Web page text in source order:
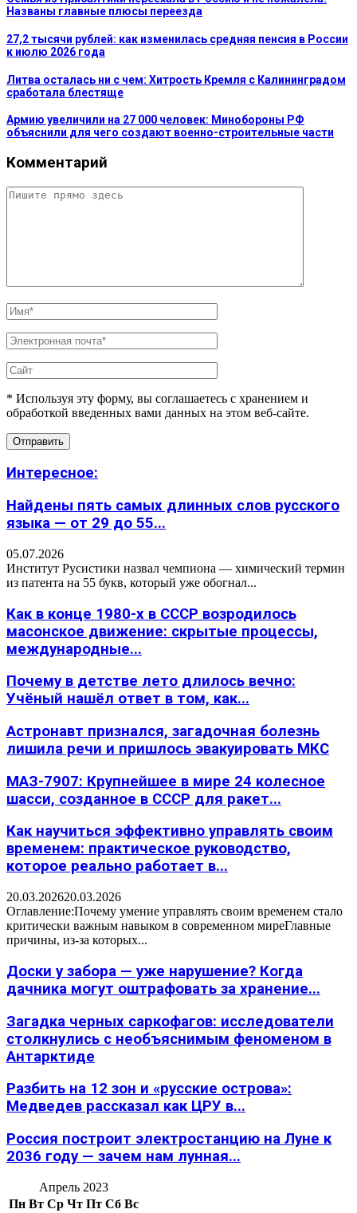
Названы главные плюсы переезда
27,2 тысячи рублей: как изменилась средняя пенсия в России
к июлю 2026 года
Литва осталась ни с чем: Хитрость Кремля с Калининградом
сработала блестяще
Армию увеличили на 27 000 человек: Минобороны РФ
объяснили для чего создают военно-строительные части
Комментарий
* Используя эту форму, вы соглашаетесь с хранением и
обработкой введенных вами данных на этом веб-сайте.
Интересное:
Найдены пять самых длинных слов русского
языка — от 29 до 55...
05.07.2026
Институт Русистики назвал чемпиона — химический термин
из патента на 55 букв, который уже обогнал...
Как в конце 1980-х в СССР возродилось
масонское движение: скрытые процессы,
международные...
Почему в детстве лето длилось вечно:
Учёный нашёл ответ в том, как...
Астронавт признался, загадочная болезнь
лишила речи и пришлось эвакуировать МКС
МАЗ-7907: Крупнейшее в мире 24 колесное
шасси, созданное в СССР для ракет...
Как научиться эффективно управлять своим
временем: практическое руководство,
которое реально работает в...
20.03.202620.03.2026
Оглавление:Почему умение управлять своим временем стало
критически важным навыком в современном миреГлавные
причины, из-за которых...
Доски у забора — уже нарушение? Когда
дачника могут оштрафовать за хранение...
Загадка черных саркофагов: исследователи
столкнулись с необъяснимым феноменом в
Антарктиде
Разбить на 12 зон и «русские острова»:
Медведев рассказал как ЦРУ в...
Россия построит электростанцию на Луне к
2036 году — зачем нам лунная...
Апрель 2023
Пн Вт Ср Чт Пт Сб Вс